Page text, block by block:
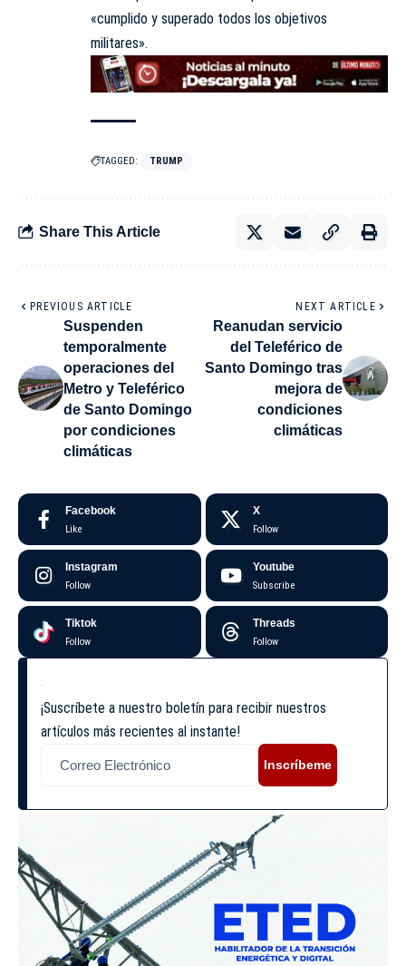
«cumplido y superado todos los objetivos
militares».
TAGGED: TRUMP
Share This Article
PREVIOUS ARTICLE
Suspenden
temporalmente
operaciones del
Metro y Teleférico
de Santo Domingo
por condiciones
climáticas
NEXT ARTICLE
Reanudan servicio
del Teleférico de
Santo Domingo tras
mejora de
condiciones
climáticas
Facebook
Like
X
Follow
Instagram
Follow
Youtube
Subscribe
Tiktok
Follow
Threads
Follow
¡Suscríbete a nuestro boletín para recibir nuestros
artículos más recientes al instante!
Inscríbeme